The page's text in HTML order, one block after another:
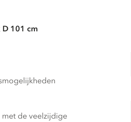
D 101 cm
de veelzijdige